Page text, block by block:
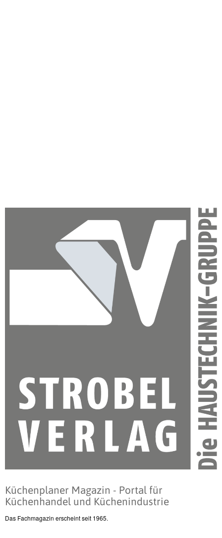
Küchenplaner Magazin - Portal für
Küchenhandel und Küchenindustrie
Das Fachmagazin erscheint seit 1965.